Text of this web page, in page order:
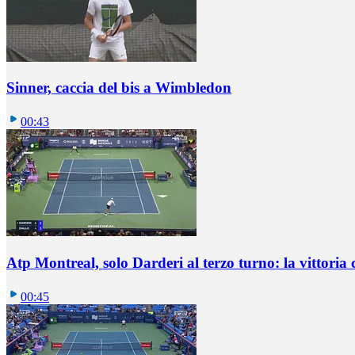
Sinner, caccia del bis a Wimbledon
00:43
Atp Montreal, solo Darderi al terzo turno: la vittoria
00:45